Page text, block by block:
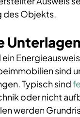
des Objekts.
ein
sind
Typisch sind
oder nicht
werden